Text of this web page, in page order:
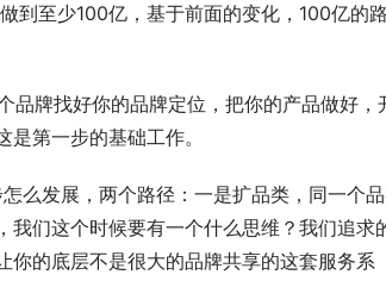
到至少100亿，基于前面的变化，100亿的
品牌找好你的品牌定位，把你的产品做好，
第一步的基础工作。
么发展，两个路径：一是扩品类，同一个
们这个时候要有一个什么思维？我们追求
你的底层不是很大的品牌共享的这套服务系